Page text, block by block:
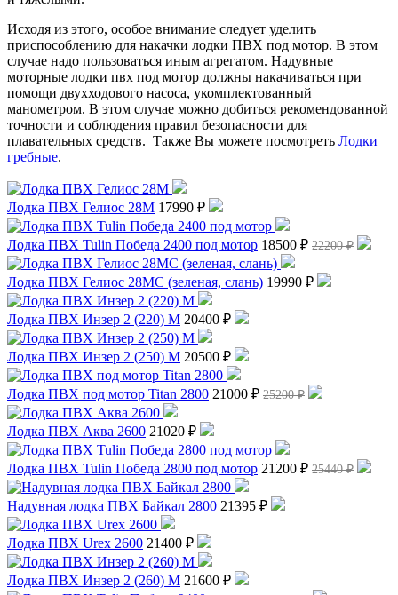
Исходя из этого, особое внимание следует уделить
приспособлению для накачки лодки ПВХ под мотор. В этом
случае надо пользоваться иным агрегатом. Надувные
моторные лодки пвх под мотор должны накачиваться при
помощи двухходового насоса, укомплектованный
манометром. В этом случае можно добиться рекомендованной
точности и соблюдения правил безопасности для
плавательных средств. Также Вы можете посмотреть Лодки
гребные.
Лодка ПВХ Гелиос 28М 17990 ₽
Лодка ПВХ Tulin Победа 2400 под мотор 18500 ₽ 22200 ₽
Лодка ПВХ Гелиос 28МС (зеленая, слань) 19990 ₽
Лодка ПВХ Инзер 2 (220) М 20400 ₽
Лодка ПВХ Инзер 2 (250) М 20500 ₽
Лодка ПВХ под мотор Titan 2800 21000 ₽ 25200 ₽
Лодка ПВХ Аква 2600 21020 ₽
Лодка ПВХ Tulin Победа 2800 под мотор 21200 ₽ 25440 ₽
Надувная лодка ПВХ Байкал 2800 21395 ₽
Лодка ПВХ Urex 2600 21400 ₽
Лодка ПВХ Инзер 2 (260) М 21600 ₽